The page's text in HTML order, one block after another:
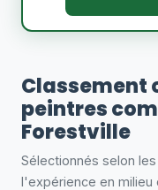
Classement
peintres
Forestville
Sélectionnés selon
l'expérience en milieu